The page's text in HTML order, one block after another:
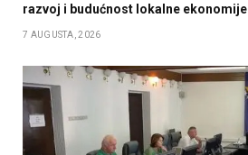
razvoj i budućnost lokalne ekonomije
7 AUGUSTA, 2026